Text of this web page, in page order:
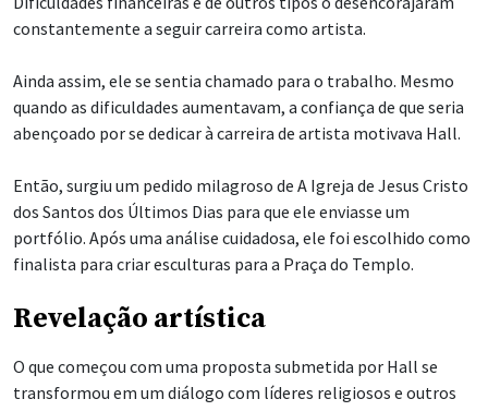
constantemente a seguir carreira como artista.
Ainda assim, ele se sentia chamado para o trabalho. Mesmo
quando as dificuldades aumentavam, a confiança de que seria
abençoado por se dedicar à carreira de artista motivava Hall.
Então, surgiu um pedido milagroso de A Igreja de Jesus Cristo
dos Santos dos Últimos Dias para que ele enviasse um
portfólio. Após uma análise cuidadosa, ele foi escolhido como
finalista para criar esculturas para a Praça do Templo.
Revelação artística
O que começou com uma proposta submetida por Hall se
transformou em um diálogo com líderes religiosos e outros